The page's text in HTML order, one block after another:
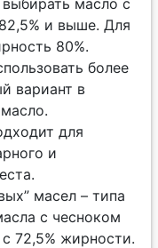
масло с
и выше. Для
80%.
более
вариант в
для
и
масел – типа
с чесноком
72,5% жирности.